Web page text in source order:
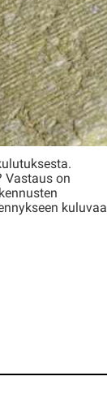
Vastaus on
kuluvaa